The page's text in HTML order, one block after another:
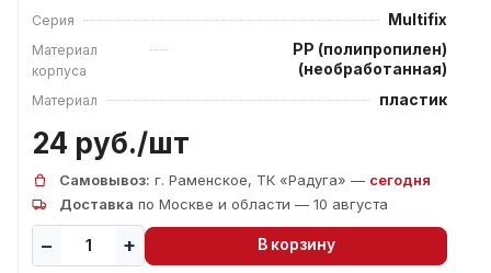
Серия Multifix
Материал
корпуса
PP (полипропилен)
(необработанная)
Материал пластик
24 руб./шт
Самовывоз: г. Раменское, ТК «Радуга» — сегодня
Доставка по Москве и области — 10 августа
В корзину